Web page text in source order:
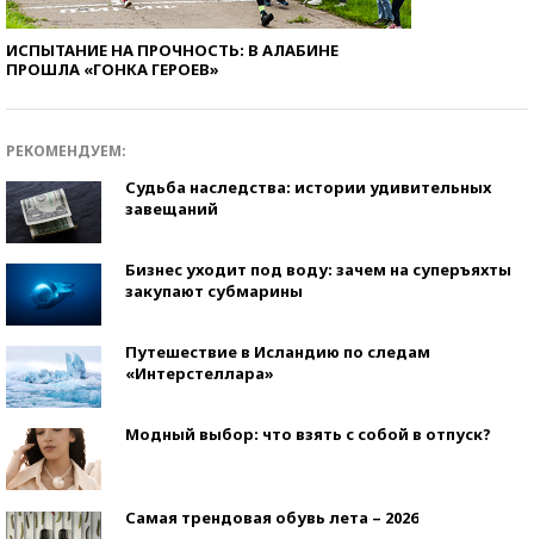
ИСПЫТАНИЕ НА ПРОЧНОСТЬ: В АЛАБИНЕ
ПРОШЛА «ГОНКА ГЕРОЕВ»
РЕКОМЕНДУЕМ:
Судьба наследства: истории удивительных
завещаний
Бизнес уходит под воду: зачем на суперъяхты
закупают субмарины
Путешествие в Исландию по следам
«Интерстеллара»
Модный выбор: что взять с собой в отпуск?
Самая трендовая обувь лета – 2026